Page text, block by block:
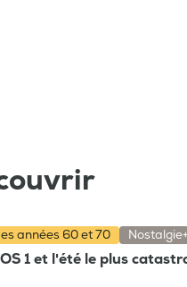
années 60 et 70 Nostalgie+
1 et l'été le plus